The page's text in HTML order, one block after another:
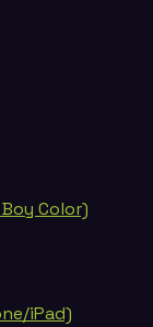
Color)
iPad)